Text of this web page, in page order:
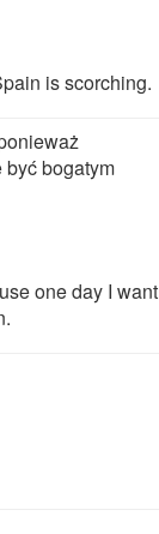
is scorching.
bogatym
one day I want